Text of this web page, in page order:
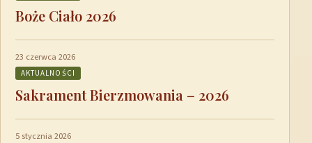
Boże Ciało 2026
23 czerwca 2026
AKTUALNOŚCI
Sakrament Bierzmowania – 2026
5 stycznia 2026